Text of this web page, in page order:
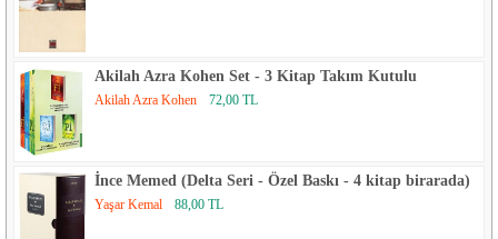
Akilah Azra Kohen Set - 3 Kitap Takım Kutulu
Akilah Azra Kohen 72,00 TL
İnce Memed (Delta Seri - Özel Baskı - 4 kitap birarada)
Yaşar Kemal 88,00 TL